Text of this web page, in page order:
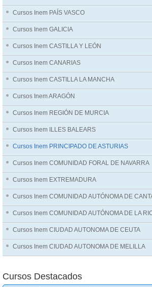
Cursos Inem PAÍS VASCO
Cursos Inem GALICIA
Cursos Inem CASTILLA Y LEÓN
Cursos Inem CANARIAS
Cursos Inem CASTILLA LA MANCHA
Cursos Inem ARAGÓN
Cursos Inem REGIÓN DE MURCIA
Cursos Inem ILLES BALEARS
Cursos Inem PRINCIPADO DE ASTURIAS
Cursos Inem COMUNIDAD FORAL DE NAVARRA
Cursos Inem EXTREMADURA
Cursos Inem COMUNIDAD AUTÓNOMA DE
Cursos Inem COMUNIDAD AUTÓNOMA DE LA
Cursos Inem CIUDAD AUTONOMA DE CEUTA
Cursos Inem CIUDAD AUTONOMA DE MELILLA
Cursos Destacados